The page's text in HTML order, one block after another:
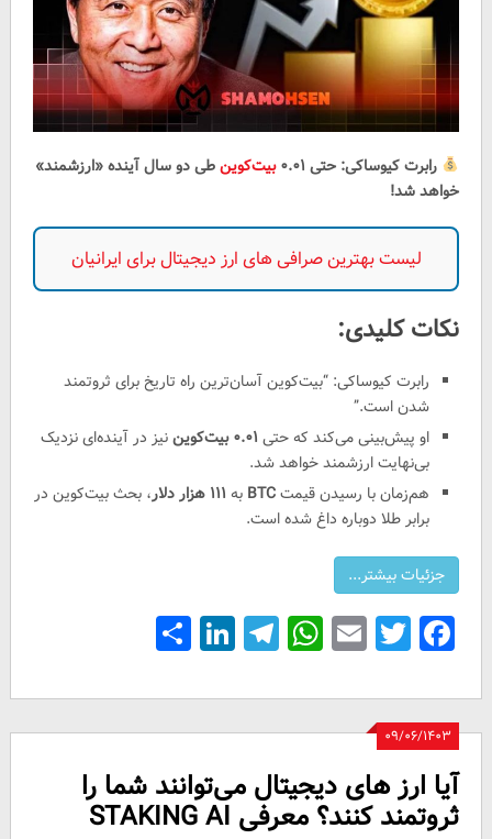
رابرت کیوساکی: حتی ۰.۰۱ بیت‌کوینطی دو سال آینده «ارزشمند»
خواهد شد!
لیست بهترین صرافی های ارز دیجیتال برای ایرانیان
نکات کلیدی:
رابرت کیوساکی: “بیت‌کوین آسان‌ترین راه تاریخ برای ثروتمند
شدن است.”
او پیش‌بینی می‌کند که حتی ۰.۰۱ بیت‌کوین
نیز در آینده‌ای نزدیک
بی‌نهایت ارزشمند خواهد شد.
هم‌زمان با رسیدن قیمتBTC به ۱۱۱ هزار دلار
، بحث بیت‌کوین در
برابر طلا دوباره داغ شده است.
Facebook
Twitter
Email
WhatsApp
Telegram
LinkedIn
Share
۰۹/۰۶/۱۴۰۳
آیا ارز های دیجیتال می‌توانند شما را
ثروتمند کنند؟ معرفی STAKING AI